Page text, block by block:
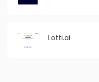
Lotti.ai